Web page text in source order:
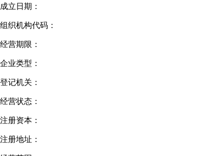
成立日期：
组织机构代码：
经营期限：
企业类型：
登记机关：
经营状态：
注册资本：
注册地址：